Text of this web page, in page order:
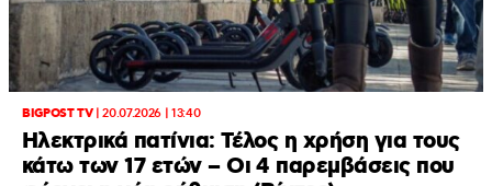
BIGPOST TV|20.07.2026 | 13:40
Ηλεκτρικά πατίνια: Τέλος η χρήση για τους
κάτω των 17 ετών – Οι 4 παρεμβάσεις που